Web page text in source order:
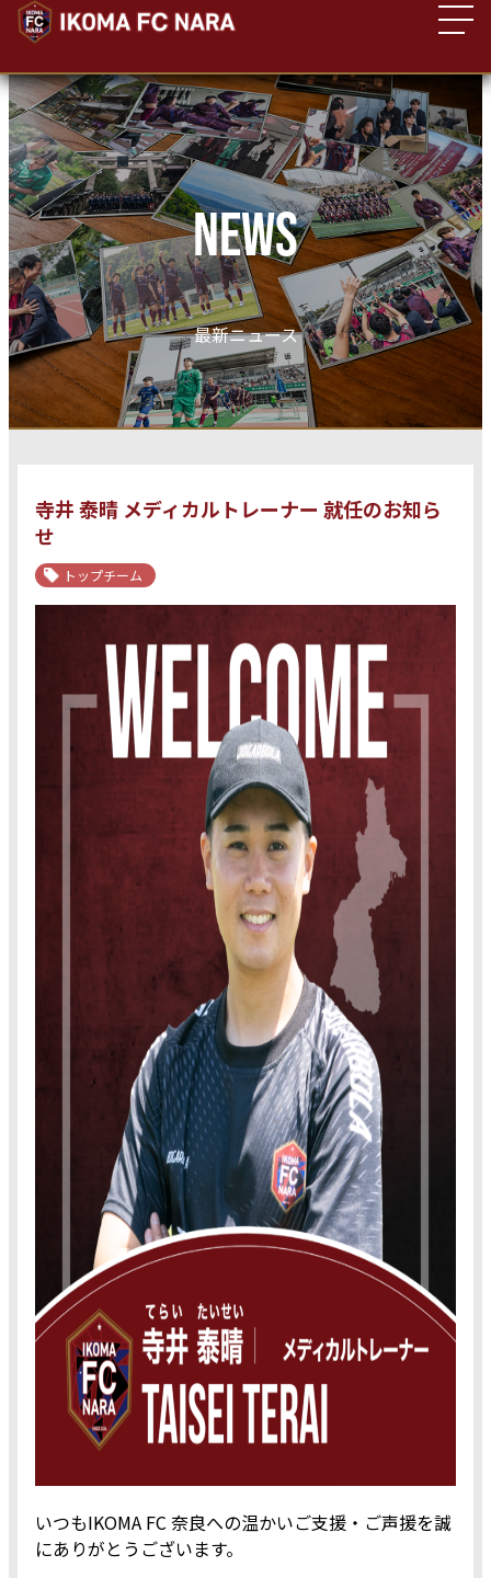
NEWS
最新ニュース
寺井 泰晴 メディカルトレーナー 就任のお知ら
せ
トップチーム
いつもIKOMA FC 奈良への温かいご支援・ご声援を誠
にありがとうございます。